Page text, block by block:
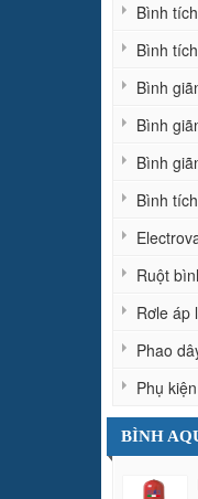
Bình
Bình
Bình
Bình
Bình
Bình
Ruột
Rơle áp
Phao
Phụ
BÌNH